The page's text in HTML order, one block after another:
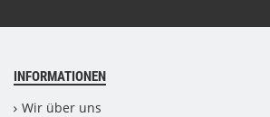
INFORMATIONEN
Wir über uns